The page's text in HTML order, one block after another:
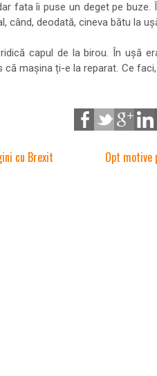
fata îi puse un deget pe
când, deodată, cineva bătu la
capul de la birou. În ușă
că mașina ți-e la reparat. Ce
cu Brexit Opt motive